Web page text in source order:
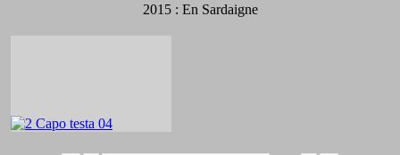
2015 : En Sardaigne